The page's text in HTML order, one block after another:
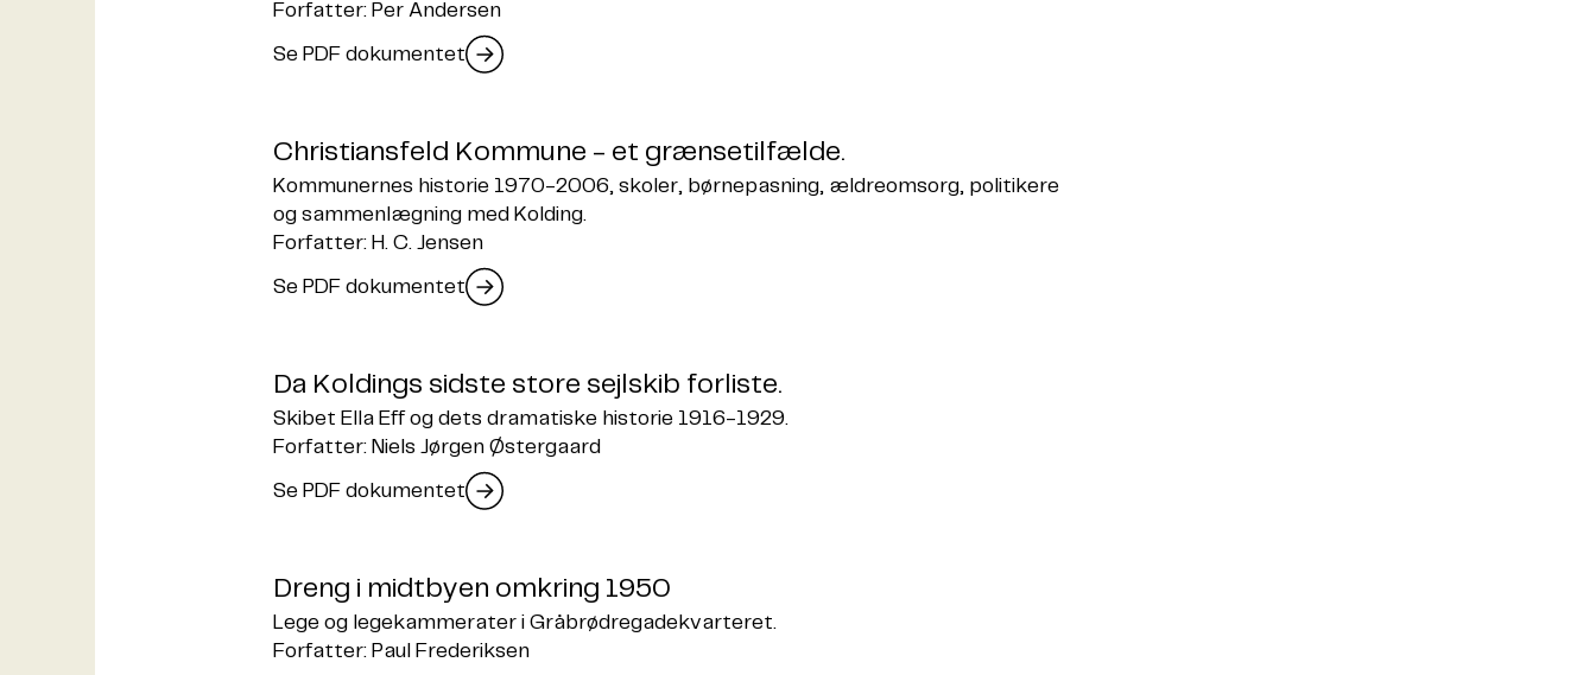
Forfatter: Per Andersen
Se PDF dokumentet
Christiansfeld Kommune - et grænsetilfælde.
Kommunernes historie 1970-2006, skoler, børnepasning, ældreomsorg, politikere
og sammenlægning med Kolding.
Forfatter: H. C. Jensen
Se PDF dokumentet
Da Koldings sidste store sejlskib forliste.
Skibet Ella Eff og dets dramatiske historie 1916-1929.
Forfatter: Niels Jørgen Østergaard
Se PDF dokumentet
Dreng i midtbyen omkring 1950
Lege og legekammerater i Gråbrødregadekvarteret.
Forfatter: Paul Frederiksen